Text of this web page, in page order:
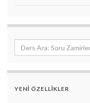
YENİ ÖZELLİKLER